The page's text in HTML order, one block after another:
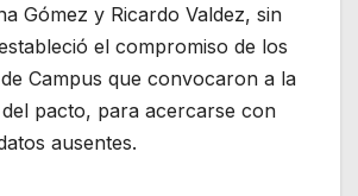
Gómez y Ricardo Valdez, sin
el compromiso de los
Campus que convocaron a la
pacto, para acercarse con
ausentes.